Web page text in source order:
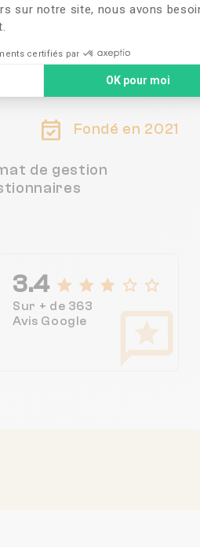
sur notre site, nous avons
certifiés par
OK pour moi
Fondé en 2021
de gestion
3.4
Sur + de 363
Avis Google